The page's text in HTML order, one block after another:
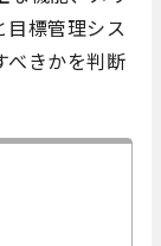
目標管理シス
べきかを判断